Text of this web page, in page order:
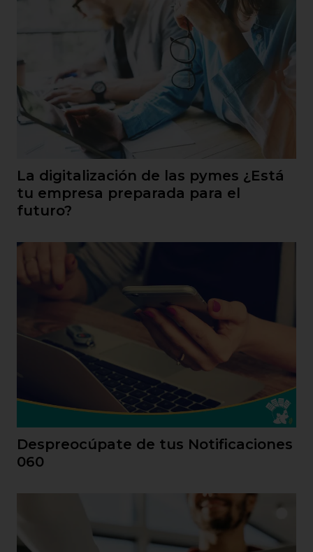
La digitalización de las pymes ¿Está
tu empresa preparada para el
futuro?
Despreocúpate de tus Notificaciones
060